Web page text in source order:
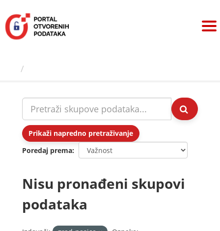
sadržaj
Prikaži napredno pretraživanje
Poredaj prema
Nisu pronađeni skupovi
podataka